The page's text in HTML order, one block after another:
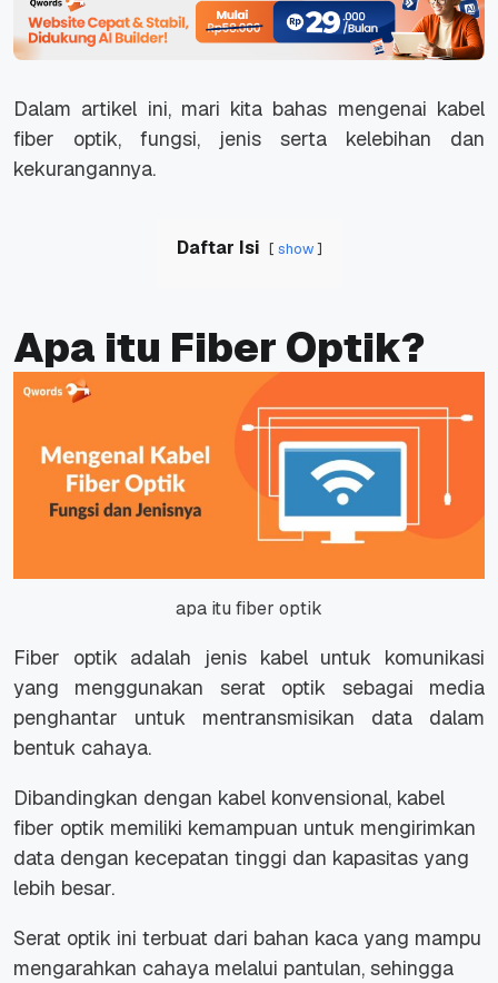
Dalam artikel ini, mari kita bahas mengenai kabel
fiber optik, fungsi, jenis serta kelebihan dan
kekurangannya.
Daftar Isi show
Apa itu Fiber Optik?
apa itu fiber optik
Fiber optik adalah jenis kabel untuk komunikasi
yang menggunakan serat optik sebagai media
penghantar untuk mentransmisikan data dalam
bentuk cahaya.
Dibandingkan dengan kabel konvensional, kabel
fiber optik memiliki kemampuan untuk mengirimkan
data dengan kecepatan tinggi dan kapasitas yang
lebih besar.
Serat optik ini terbuat dari bahan kaca yang mampu
mengarahkan cahaya melalui pantulan, sehingga